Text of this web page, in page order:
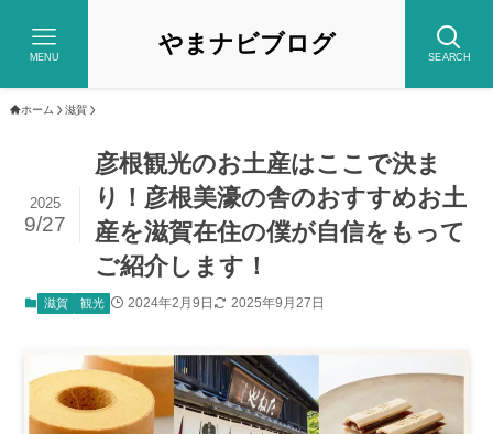
やまナビブログ SEARCH
MENU
ホーム 滋賀
彦根観光のお土産はここで決ま
り！彦根美濠の舎のおすすめお土
産を滋賀在住の僕が自信をもって
ご紹介します！
2025
9/27
滋賀 観光 2024年2月9日 2025年9月27日